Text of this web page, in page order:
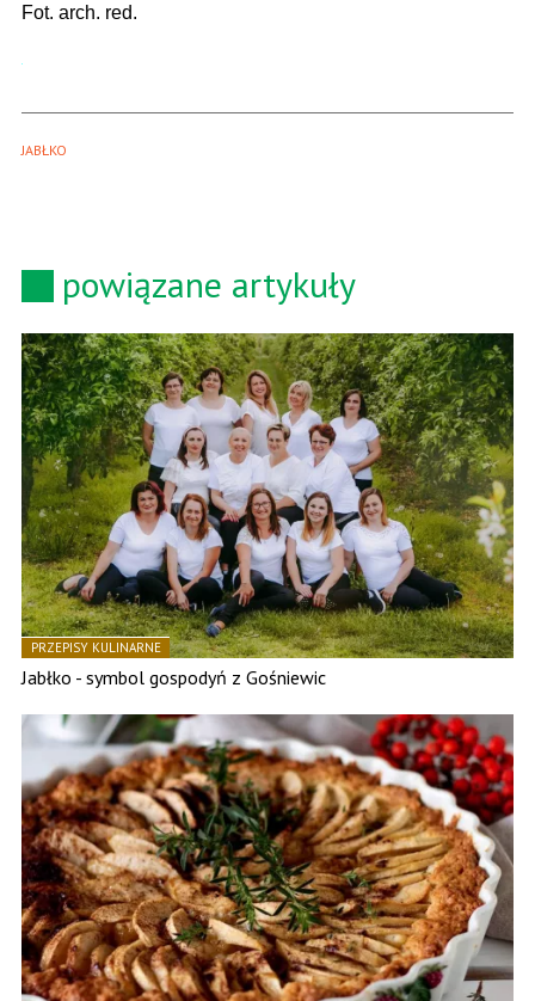
Fot. arch. red.
JABŁKO
powiązane artykuły
PRZEPISY KULINARNE
Jabłko - symbol gospodyń z Gośniewic